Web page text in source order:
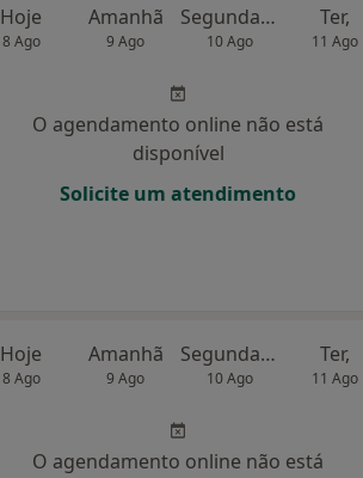
Hoje
8 Ago
Amanhã
9 Ago
Segunda-feira
10 Ago
Ter,
11 Ago
O agendamento online não está
disponível
Solicite um atendimento
Hoje
8 Ago
Amanhã
9 Ago
Segunda-feira
10 Ago
Ter,
11 Ago
O agendamento online não está